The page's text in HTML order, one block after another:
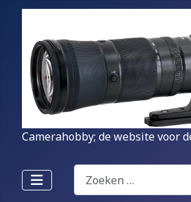
Camerahobby; de website voor
Zoeken